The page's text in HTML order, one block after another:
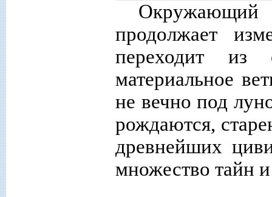
продолжает
переходит
материальное
не вечно под
рождаются,
древнейших
множество тайн и